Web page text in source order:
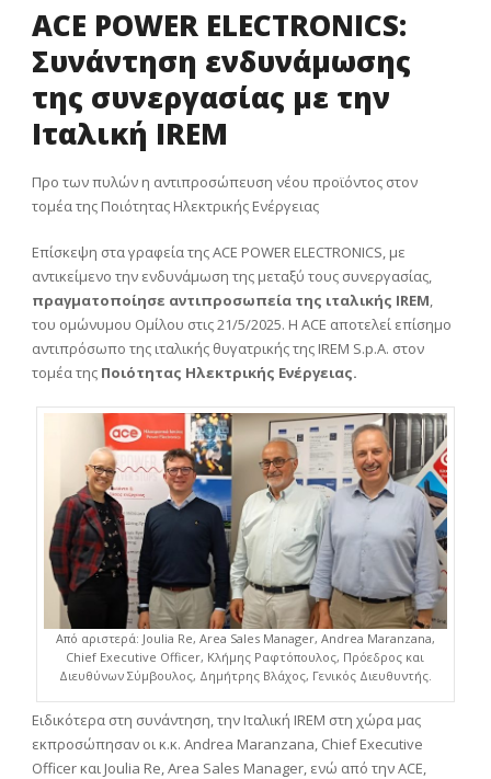
ACE POWER ELECTRONICS:
Συνάντηση ενδυνάμωσης
της συνεργασίας με την
Ιταλική IREM
Προ των πυλών η αντιπροσώπευση νέου προϊόντος στον
τομέα της Ποιότητας Ηλεκτρικής Ενέργειας
Επίσκεψη στα γραφεία της ACE POWER ELECTRONICS, με
αντικείμενο την ενδυνάμωση της μεταξύ τους συνεργασίας,
πραγματοποίησε αντιπροσωπεία της ιταλικής IREM,
του ομώνυμου Ομίλου στις 21/5/2025. Η ACE αποτελεί επίσημο
αντιπρόσωπο της ιταλικής θυγατρικής της IREM S.p.A. στον
τομέα της Ποιότητας Ηλεκτρικής Ενέργειας.
Από αριστερά: Joulia Re, Area Sales Manager, Andrea Maranzana,
Chief Executive Officer, Κλήμης Ραφτόπουλος, Πρόεδρος και
Διευθύνων Σύμβουλος, Δημήτρης Βλάχος, Γενικός Διευθυντής.
Ειδικότερα στη συνάντηση, την Ιταλική IREM στη χώρα μας
εκπροσώπησαν οι κ.κ. Andrea Maranzana, Chief Executive
Officer και Joulia Re, Area Sales Manager, ενώ από την ACE,